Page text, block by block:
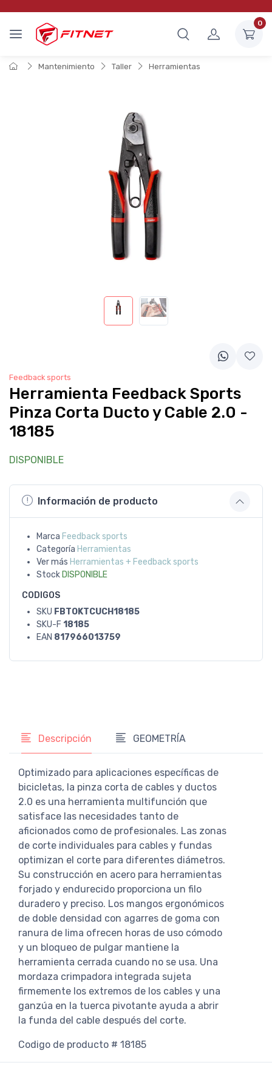
0
Mantenimiento Taller Herramientas
Feedback sports
Herramienta Feedback Sports
Pinza Corta Ducto y Cable 2.0 -
18185
DISPONIBLE
Información de producto
Marca Feedback sports
Categoría Herramientas
Ver más Herramientas + Feedback sports
Stock DISPONIBLE
CODIGOS
SKU FBTOKTCUCH18185
SKU-F 18185
EAN 817966013759
Descripción GEOMETRÍA
Optimizado para aplicaciones específicas de
bicicletas, la pinza corta de cables y ductos
2.0 es una herramienta multifunción que
satisface las necesidades tanto de
aficionados como de profesionales. Las zonas
de corte individuales para cables y fundas
optimizan el corte para diferentes diámetros.
Su construcción en acero para herramientas
forjado y endurecido proporciona un filo
duradero y preciso. Los mangos ergonómicos
de doble densidad con agarres de goma con
ranura de lima ofrecen horas de uso cómodo
y un bloqueo de pulgar mantiene la
herramienta cerrada cuando no se usa. Una
mordaza crimpadora integrada sujeta
firmemente los extremos de los cables y una
ganzúa en la tuerca pivotante ayuda a abrir
la funda del cable después del corte.
Codigo de producto # 18185